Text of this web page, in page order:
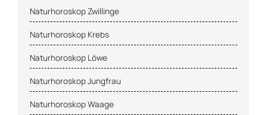
Partnerhoroskop
Singlehoroskop
Naturhoroskop Zwillinge
Naturhoroskop Krebs
Naturhoroskop Löwe
Naturhoroskop Jungfrau
Naturhoroskop Waage